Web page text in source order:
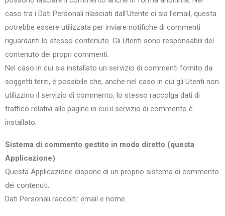
caso tra i Dati Personali rilasciati dall’Utente ci sia l’email, questa
potrebbe essere utilizzata per inviare notifiche di commenti
riguardanti lo stesso contenuto. Gli Utenti sono responsabili del
contenuto dei propri commenti.
Nel caso in cui sia installato un servizio di commenti fornito da
soggetti terzi, è possibile che, anche nel caso in cui gli Utenti non
utilizzino il servizio di commento, lo stesso raccolga dati di
traffico relativi alle pagine in cui il servizio di commento è
installato.
Sistema di commento gestito in modo diretto (questa
Applicazione)
Questa Applicazione dispone di un proprio sistema di commento
dei contenuti.
Dati Personali raccolti: email e nome.